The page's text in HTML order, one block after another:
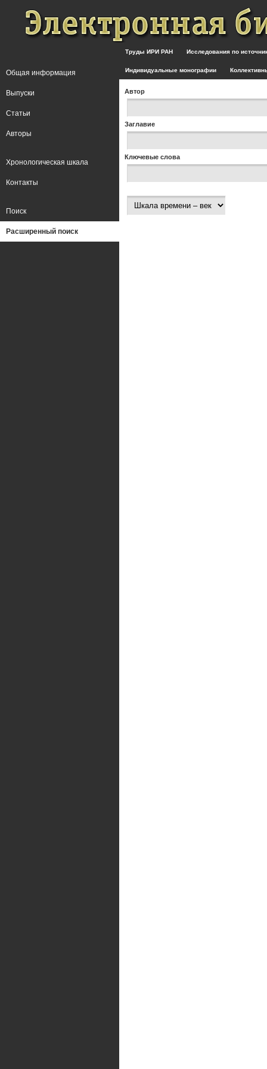
Труды ИРИ РАН Исследования по
Индивидуальные монографии
Автор
Заглавие
Ключевые слова
Общая информация
Выпуски
Статьи
Авторы
Хронологическая шкала
Контакты
Поиск
Расширенный поиск